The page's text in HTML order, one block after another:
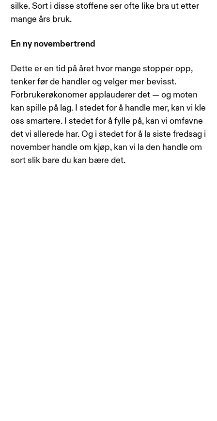
silke. Sort i disse stoffene ser ofte like bra ut etter
mange års bruk.
En ny novembertrend
Dette er en tid på året hvor mange stopper opp,
tenker før de handler og velger mer bevisst.
Forbrukerøkonomer applauderer det — og moten
kan spille på lag. I stedet for å handle mer, kan vi kle
oss smartere. I stedet for å fylle på, kan vi omfavne
det vi allerede har. Og i stedet for å la siste fredsag i
november handle om kjøp, kan vi la den handle om
sort slik bare du kan bære det.